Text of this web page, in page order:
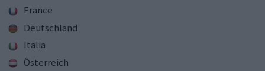
France
Deutschland
Italia
Österreich